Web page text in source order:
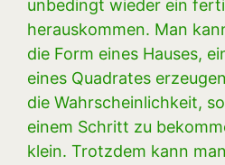
unbedingt wieder ein
herauskommen. Man
die Form eines Hauses,
eines Quadrates
die Wahrscheinlichkeit,
einem Schritt zu
klein. Trotzdem kann